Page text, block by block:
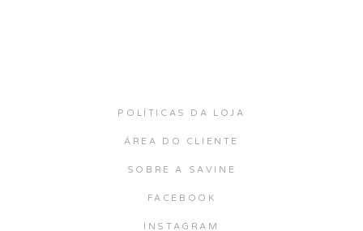
POLÍTICAS DA LOJA
ÁREA DO CLIENTE
SOBRE A SAVINE
FACEBOOK
INSTAGRAM